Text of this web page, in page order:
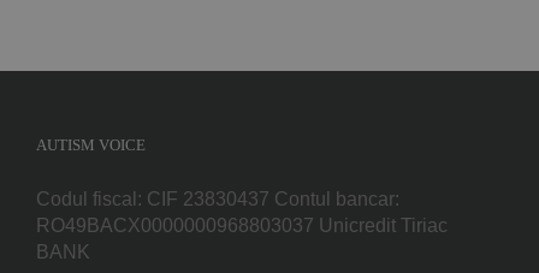
AUTISM VOICE
Codul fiscal: CIF 23830437 Contul bancar:
RO49BACX0000000968803037 Unicredit Tiriac
BANK